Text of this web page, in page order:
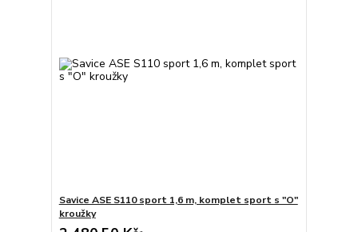
Savice ASE S110 sport 1,6 m, komplet sport s "O"
kroužky